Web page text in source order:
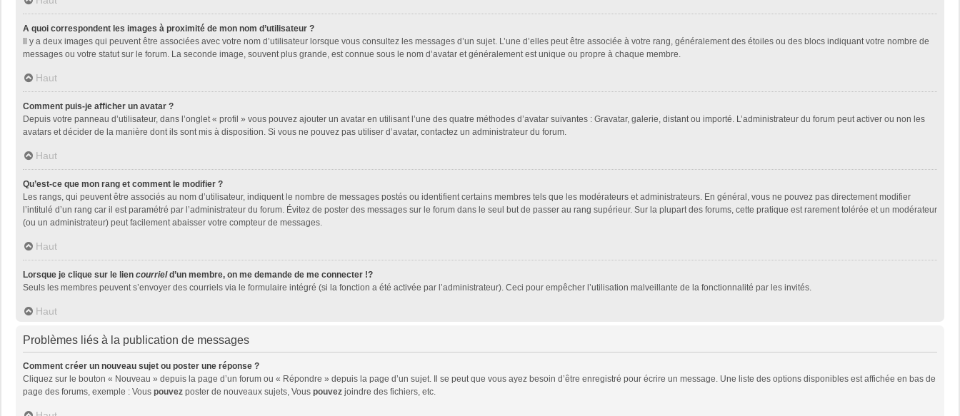
A quoi correspondent les images à proximité de mon nom d’utilisateur ?
Il y a deux images qui peuvent être associées avec votre nom d’utilisateur lorsque vous consultez les messages d’un sujet. L’une d’elles peut être associée à votre rang, généralement des étoiles ou des blocs indiquant votre nombre de
messages ou votre statut sur le forum. La seconde image, souvent plus grande, est connue sous le nom d’avatar et généralement est unique ou propre à chaque membre.
Haut
Comment puis-je afficher un avatar ?
Depuis votre panneau d’utilisateur, dans l’onglet « profil » vous pouvez ajouter un avatar en utilisant l’une des quatre méthodes d’avatar suivantes : Gravatar, galerie, distant ou importé. L’administrateur du forum peut activer ou non les
avatars et décider de la manière dont ils sont mis à disposition. Si vous ne pouvez pas utiliser d’avatar, contactez un administrateur du forum.
Haut
Qu’est-ce que mon rang et comment le modifier ?
Les rangs, qui peuvent être associés au nom d’utilisateur, indiquent le nombre de messages postés ou identifient certains membres tels que les modérateurs et administrateurs. En général, vous ne pouvez pas directement modifier
l’intitulé d’un rang car il est paramétré par l’administrateur du forum. Évitez de poster des messages sur le forum dans le seul but de passer au rang supérieur. Sur la plupart des forums, cette pratique est rarement tolérée et un modérateur
(ou un administrateur) peut facilement abaisser votre compteur de messages.
Haut
Lorsque je clique sur le lien courrield’un membre, on me demande de me connecter !?
Seuls les membres peuvent s’envoyer des courriels via le formulaire intégré (si la fonction a été activée par l’administrateur). Ceci pour empêcher l’utilisation malveillante de la fonctionnalité par les invités.
Haut
Problèmes liés à la publication de messages
Comment créer un nouveau sujet ou poster une réponse ?
Cliquez sur le bouton « Nouveau » depuis la page d’un forum ou « Répondre » depuis la page d’un sujet. Il se peut que vous ayez besoin d’être enregistré pour écrire un message. Une liste des options disponibles est affichée en bas de
page des forums, exemple : Vous pouvez poster de nouveaux sujets, Vous pouvez joindre des fichiers, etc.